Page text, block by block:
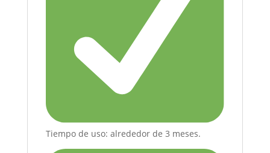
Tiempo de uso: alrededor de 3 meses.